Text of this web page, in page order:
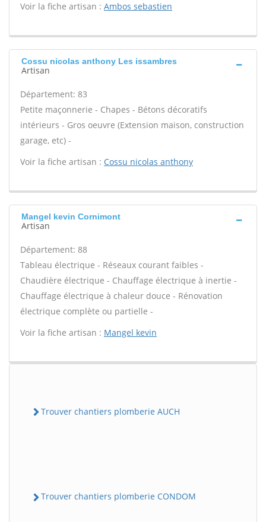
Voir la fiche artisan : Ambos sebastien
Cossu nicolas anthony Les issambres
Artisan
Département: 83
Petite maçonnerie - Chapes - Bétons décoratifs
intérieurs - Gros oeuvre (Extension maison, construction
garage, etc) -
Voir la fiche artisan : Cossu nicolas anthony
Mangel kevin Cornimont
Artisan
Département: 88
Tableau électrique - Réseaux courant faibles -
Chaudière électrique - Chauffage électrique à inertie -
Chauffage électrique à chaleur douce - Rénovation
électrique complète ou partielle -
Voir la fiche artisan : Mangel kevin
Trouver chantiers plomberie AUCH
Trouver chantiers plomberie CONDOM